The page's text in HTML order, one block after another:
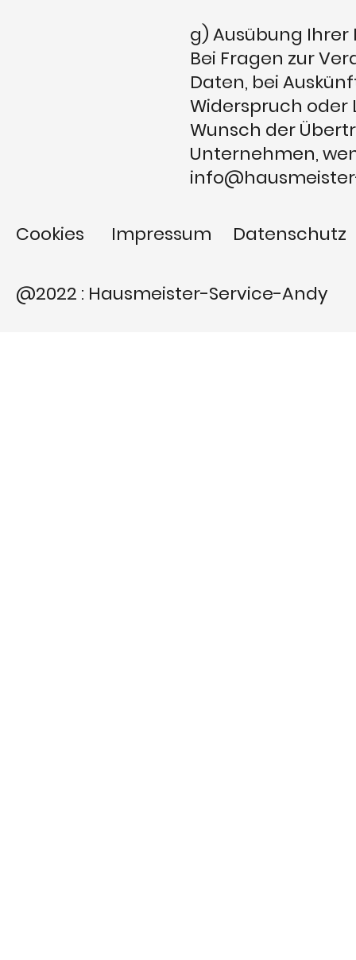
g) Ausübung
Bei Fragen zur
Daten, bei
Widerspruch oder
Wunsch der
Unternehmen,
Cookies Impressum Datenschutz
@2022 : Hausmeister-Service-Andy